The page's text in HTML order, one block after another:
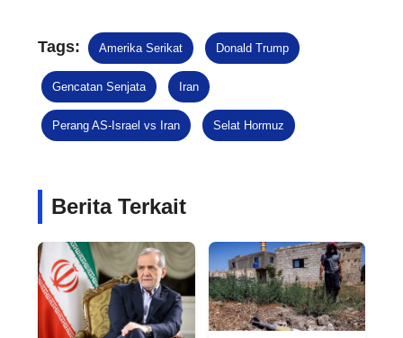
Tags: Amerika Serikat Donald Trump
Gencatan Senjata Iran
Perang AS-Israel vs Iran Selat Hormuz
Berita Terkait